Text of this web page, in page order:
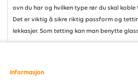
ovn du har og hvilken type rør du skal koble
Det er viktig å sikre riktig passform og
lekkasjer. Som tetting kan man benytte
Informasjon